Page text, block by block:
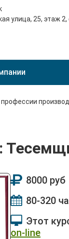
улица, 25, этаж 2,
8000 руб
80-320
Этот
on-line